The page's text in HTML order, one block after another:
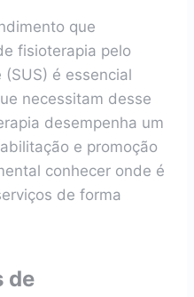
que
fisioterapia pelo
é essencial
necessitam desse
desempenha um
e promoção
conhecer onde é
de forma
de